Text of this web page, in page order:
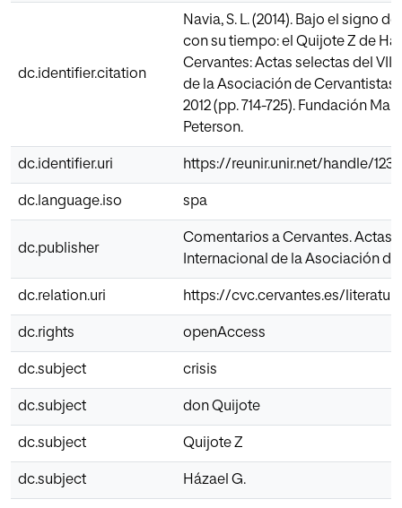
dc.identifier.citation
Navia, S. L. (2014). Bajo el signo
con su tiempo: el Quijote Z de
Cervantes: Actas selectas del
de la Asociación de Cervantistas,
2012 (pp. 714-725). Fundación
Peterson.
dc.identifier.uri https://reunir.unir.net/handle/
dc.language.iso spa
dc.publisher
Comentarios a Cervantes. Actas
Internacional de la Asociación
dc.relation.uri https://cvc.cervantes.es/
dc.rights openAccess
dc.subject crisis
dc.subject don Quijote
dc.subject Quijote Z
dc.subject Házael G.